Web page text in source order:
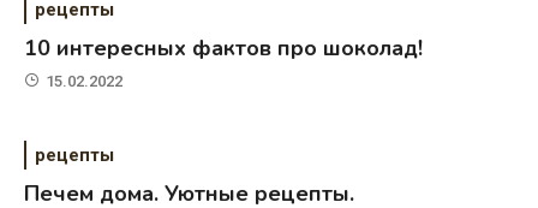
рецепты
10 интересных фактов про шоколад!
15.02.2022
рецепты
Печем дома. Уютные рецепты.